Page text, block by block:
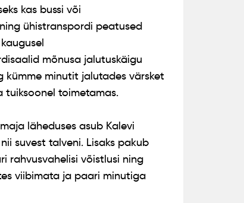
kas bussi või
ühistranspordi peatused
mõnusa jalutuskäigu
kümme minutit jalutades värsket
tuiksoonel toimetamas.
läheduses asub Kalevi
suvest talveni. Lisaks pakub
rahvusvahelisi võistlusi ning
viibimata ja paari minutiga